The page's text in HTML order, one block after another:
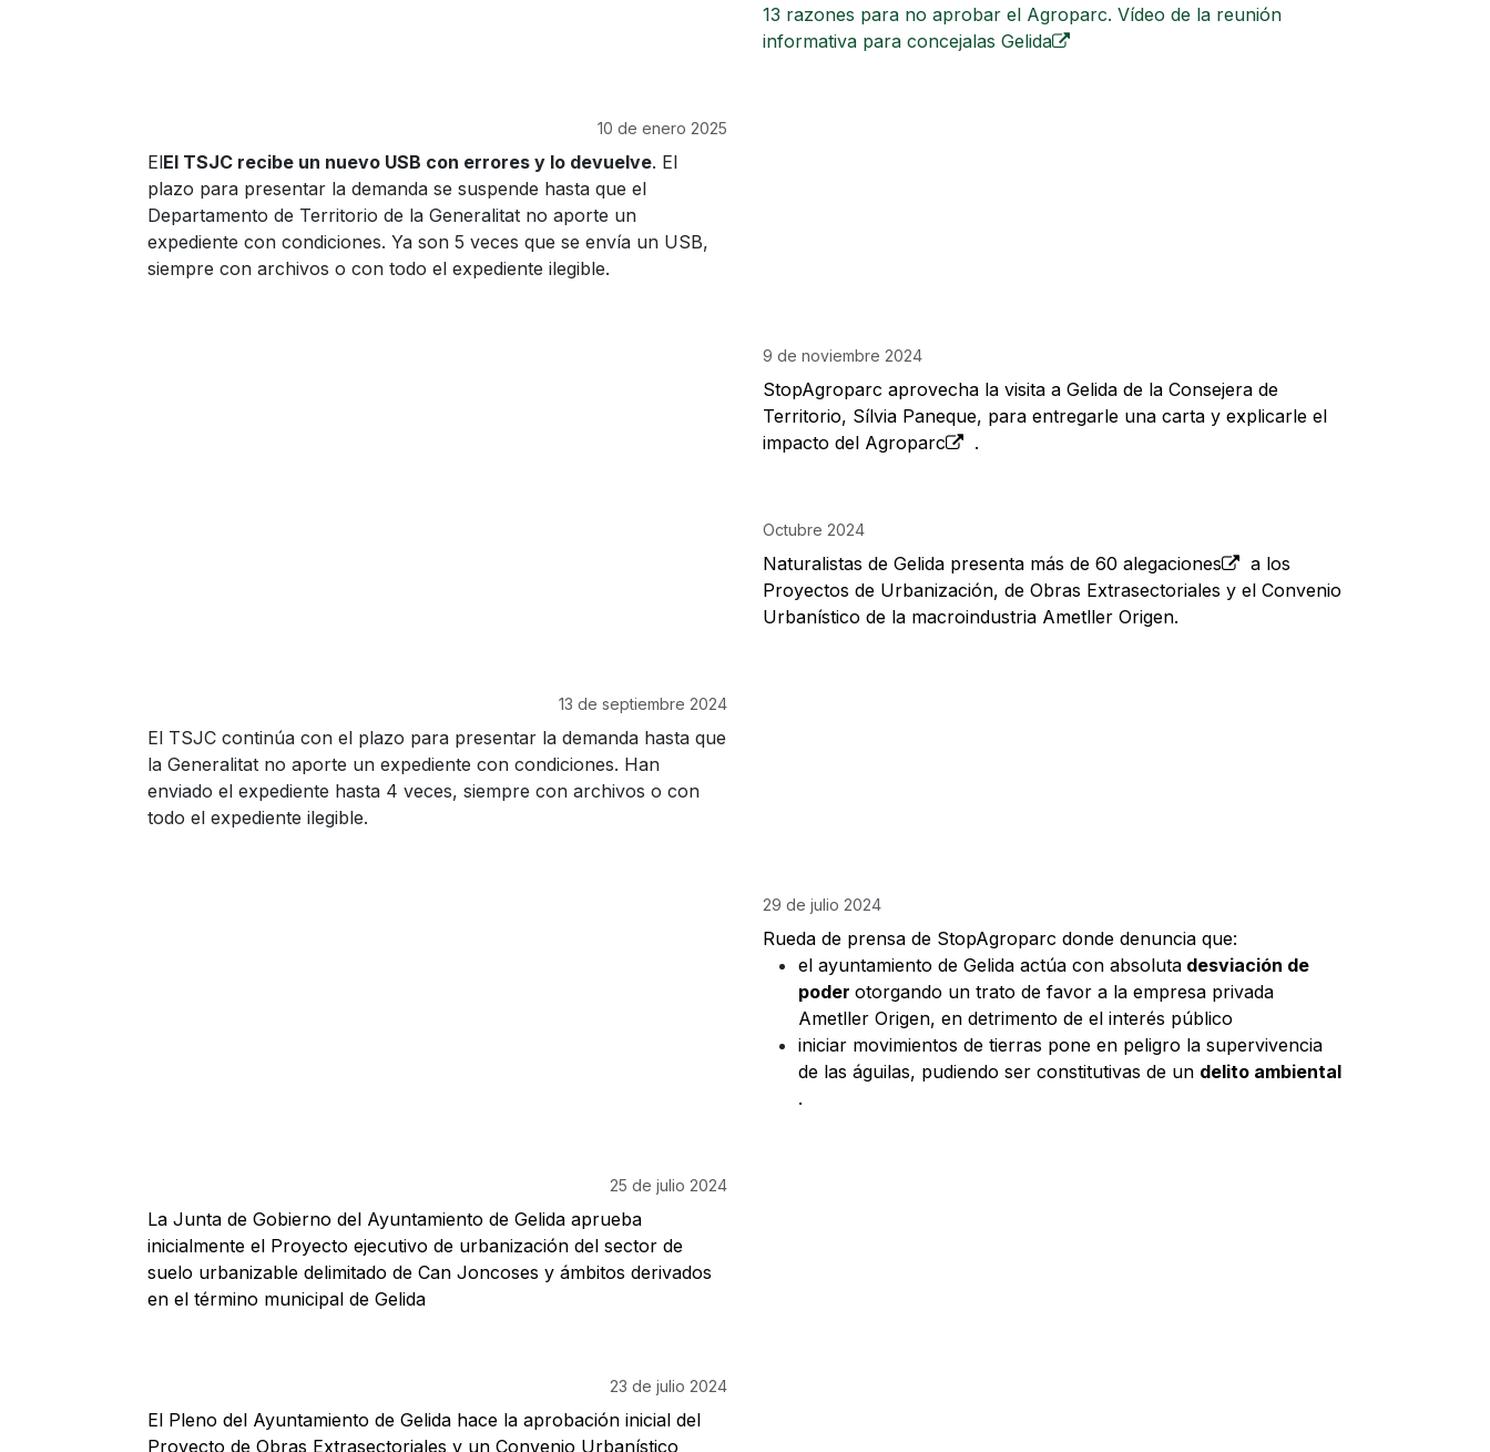
13 razones para no aprobar el Agroparc. Vídeo de la reunión
informativa para concejalas Gelida
10 de enero 2025
ElEl TSJC recibe un nuevo USB con errores y lo devuelve. El
plazo para presentar la demanda se suspende hasta que el
Departamento de Territorio de la Generalitat no aporte un
expediente con condiciones. Ya son 5 veces que se envía un USB,
siempre con archivos o con todo el expediente ilegible.
9 de noviembre 2024
StopAgroparc aprovecha la visita a Gelida de la Consejera de
Territorio, Sílvia Paneque, para entregarle una carta y explicarle el
impacto del Agroparc
.
Octubre 2024
Naturalistas de Gelida presenta más de 60 alegaciones
a los
Proyectos de Urbanización, de Obras Extrasectoriales y el Convenio
Urbanístico de la macroindustria Ametller Origen.
13 de septiembre 2024
El TSJC continúa con el plazo para presentar la demanda hasta que
la Generalitat no aporte un expediente con condiciones. Han
enviado el expediente hasta 4 veces, siempre con archivos o con
todo el expediente ilegible.
29 de julio 2024
Rueda de prensa de StopAgroparc donde denuncia que:
el ayuntamiento de Gelida actúa con absoluta desviación de
poder otorgando un trato de favor a la empresa privada
Ametller Origen, en detrimento de el interés público
iniciar movimientos de tierras pone en peligro la supervivencia
de las águilas, pudiendo ser constitutivas de un delito ambiental
.
25 de julio 2024
La Junta de Gobierno del Ayuntamiento de Gelida aprueba
inicialmente el Proyecto ejecutivo de urbanización del sector de
suelo urbanizable delimitado de Can Joncoses y ámbitos derivados
en el término municipal de Gelida
23 de julio 2024
El Pleno del Ayuntamiento de Gelida hace la aprobación inicial del
Proyecto de Obras Extrasectoriales y un Convenio Urbanístico